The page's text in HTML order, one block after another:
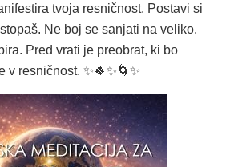
tvoja resničnost. Postavi si
Ne boj se sanjati na veliko.
Pred vrati je preobrat, ki bo
resničnost. ✨️🍀✨️🌀✨️